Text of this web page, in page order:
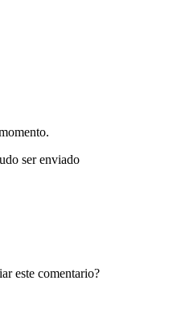
ser enviado
este comentario?